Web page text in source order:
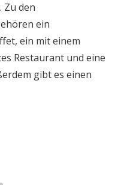
Zu den
ein
ein mit einem
Restaurant und eine
gibt es einen